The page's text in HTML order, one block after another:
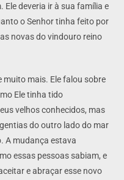
Ele deveria ir à sua família e
o Senhor tinha feito por
novas do vindouro reino
muito mais. Ele falou sobre
Ele tinha tido
velhos conhecidos, mas
do outro lado do mar
A mudança estava
essas pessoas sabiam, e
e abraçar esse novo